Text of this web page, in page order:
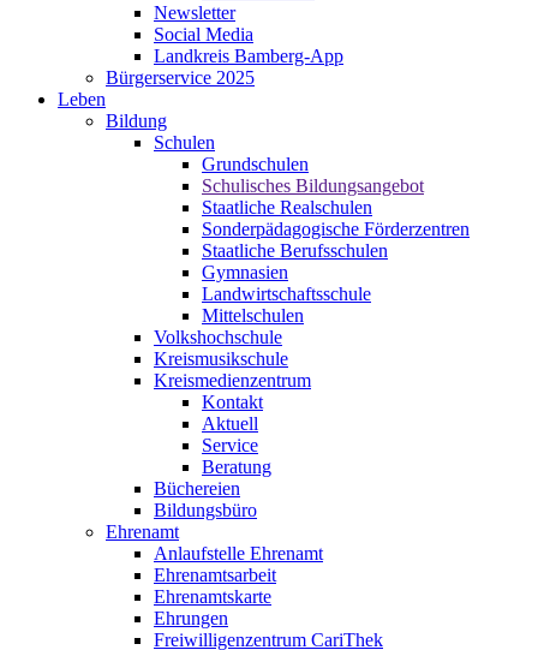
Newsletter
Social Media
Landkreis Bamberg-App
Bürgerservice 2025
Leben
Bildung
Schulen
Grundschulen
Schulisches Bildungsangebot
Staatliche Realschulen
Sonderpädagogische Förderzentren
Staatliche Berufsschulen
Gymnasien
Landwirtschaftsschule
Mittelschulen
Volkshochschule
Kreismusikschule
Kreismedienzentrum
Kontakt
Aktuell
Service
Beratung
Büchereien
Bildungsbüro
Ehrenamt
Anlaufstelle Ehrenamt
Ehrenamtsarbeit
Ehrenamtskarte
Ehrungen
Freiwilligenzentrum CariThek